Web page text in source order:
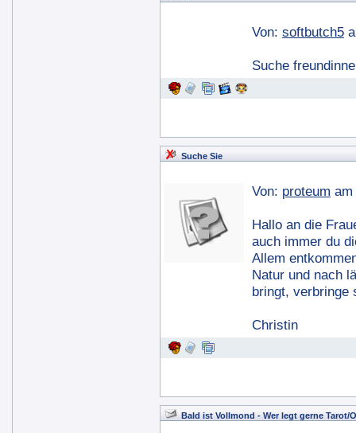
Von: softbutch5
Suche
Suche Sie
Von: proteum am
Hallo an die
auch immer du
Allem
Natur und nach
bringt, verbringe
Christin
Bald ist Vollmond - Wer legt gerne Tarot/